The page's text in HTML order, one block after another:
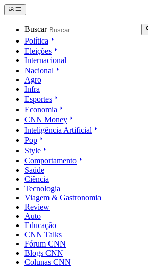
Buscar
Política
Eleições
Internacional
Nacional
Agro
Infra
Esportes
Economia
CNN Money
Inteligência Artificial
Pop
Style
Comportamento
Saúde
Ciência
Tecnologia
Viagem & Gastronomia
Review
Auto
Educação
CNN Talks
Fórum CNN
Blogs CNN
Colunas CNN